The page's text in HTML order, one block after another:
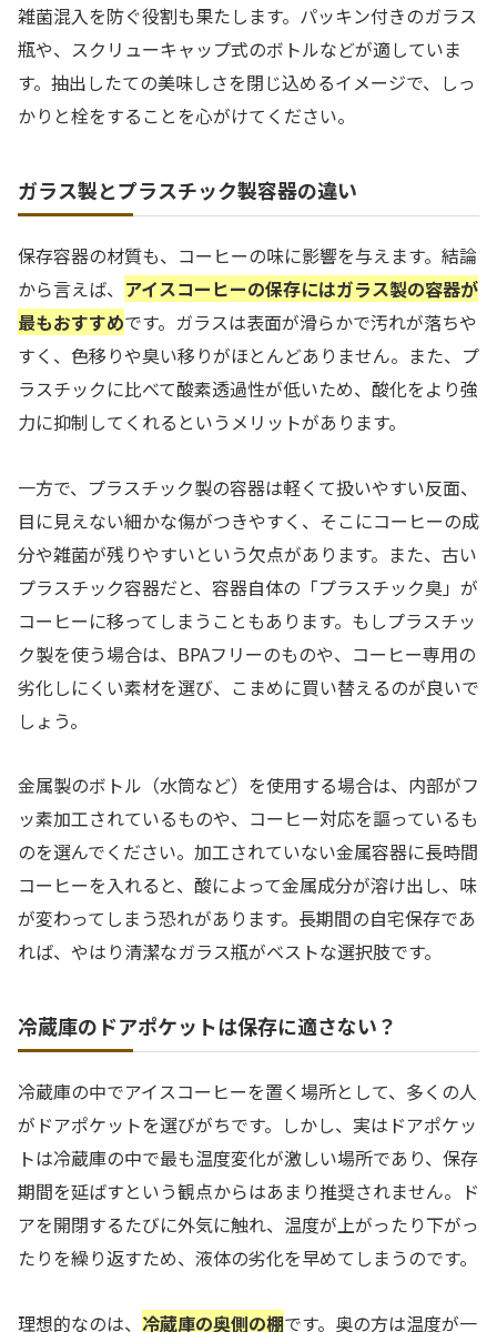
雑菌混入を防ぐ役割も果たします。パッキン付きのガラス
瓶や、スクリューキャップ式のボトルなどが適していま
す。抽出したての美味しさを閉じ込めるイメージで、しっ
かりと栓をすることを心がけてください。
ガラス製とプラスチック製容器の違い
保存容器の材質も、コーヒーの味に影響を与えます。結論
から言えば、 アイスコーヒーの保存にはガラス製の容器が
最もおすすめです。ガラスは表面が滑らかで汚れが落ちや
すく、色移りや臭い移りがほとんどありません。また、プ
ラスチックに比べて酸素透過性が低いため、酸化をより強
力に抑制してくれるというメリットがあります。
一方で、プラスチック製の容器は軽くて扱いやすい反面、
目に見えない細かな傷がつきやすく、そこにコーヒーの成
分や雑菌が残りやすいという欠点があります。また、古い
プラスチック容器だと、容器自体の「プラスチック臭」が
コーヒーに移ってしまうこともあります。もしプラスチッ
ク製を使う場合は、BPAフリーのものや、コーヒー専用の
劣化しにくい素材を選び、こまめに買い替えるのが良いで
しょう。
金属製のボトル（水筒など）を使用する場合は、内部がフ
ッ素加工されているものや、コーヒー対応を謳っているも
のを選んでください。加工されていない金属容器に長時間
コーヒーを入れると、酸によって金属成分が溶け出し、味
が変わってしまう恐れがあります。長期間の自宅保存であ
れば、やはり清潔なガラス瓶がベストな選択肢です。
冷蔵庫のドアポケットは保存に適さない？
冷蔵庫の中でアイスコーヒーを置く場所として、多くの人
がドアポケットを選びがちです。しかし、実はドアポケッ
トは冷蔵庫の中で最も温度変化が激しい場所であり、保存
期間を延ばすという観点からはあまり推奨されません。ド
アを開閉するたびに外気に触れ、温度が上がったり下がっ
たりを繰り返すため、液体の劣化を早めてしまうのです。
理想的なのは、 冷蔵庫の奥側の棚です。奥の方は温度が一